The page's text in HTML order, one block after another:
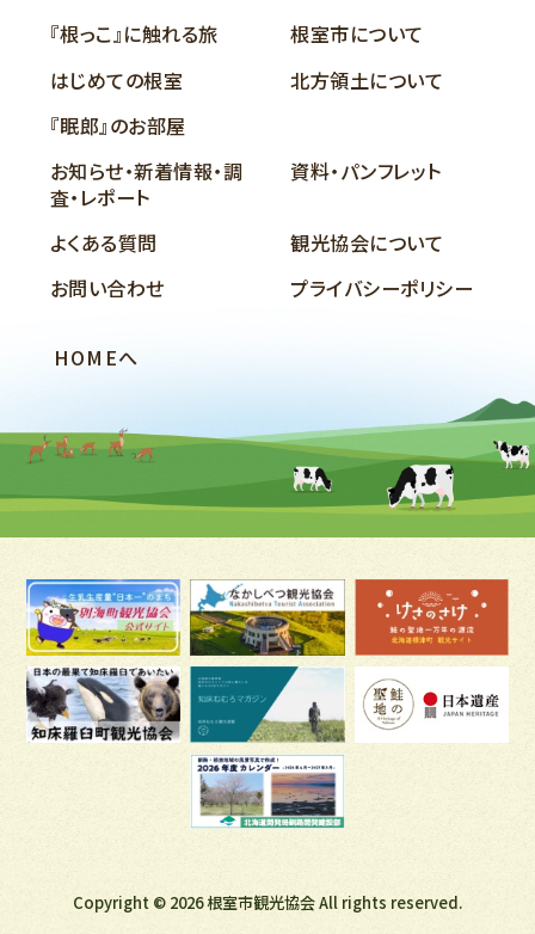
『根っこ』に触れる旅
根室市について
はじめての根室
北方領土について
『眠郎』のお部屋
お知らせ・新着情報・調
査・レポート
資料・パンフレット
よくある質問
観光協会について
お問い合わせ
プライバシーポリシー
HOMEへ
Copyright © 2026 根室市観光協会 All rights reserved.